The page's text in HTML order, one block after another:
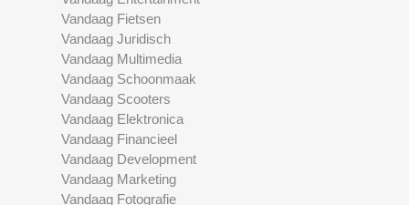
Vandaag Fietsen
Vandaag Juridisch
Vandaag Multimedia
Vandaag Schoonmaak
Vandaag Scooters
Vandaag Elektronica
Vandaag Financieel
Vandaag Development
Vandaag Marketing
Vandaag Fotografie